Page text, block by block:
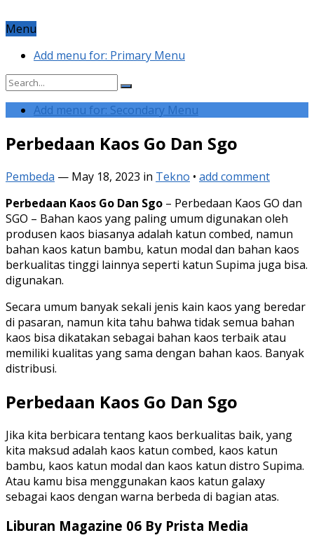
Menu
Add menu for: Primary Menu
Add menu for: Secondary Menu
Perbedaan Kaos Go Dan Sgo
Pembeda — May 18, 2023 in Tekno • add comment
Perbedaan Kaos Go Dan Sgo – Perbedaan Kaos GO dan
SGO – Bahan kaos yang paling umum digunakan oleh
produsen kaos biasanya adalah katun combed, namun
bahan kaos katun bambu, katun modal dan bahan kaos
berkualitas tinggi lainnya seperti katun Supima juga bisa.
digunakan.
Secara umum banyak sekali jenis kain kaos yang beredar
di pasaran, namun kita tahu bahwa tidak semua bahan
kaos bisa dikatakan sebagai bahan kaos terbaik atau
memiliki kualitas yang sama dengan bahan kaos. Banyak
distribusi.
Perbedaan Kaos Go Dan Sgo
Jika kita berbicara tentang kaos berkualitas baik, yang
kita maksud adalah kaos katun combed, kaos katun
bambu, kaos katun modal dan kaos katun distro Supima.
Atau kamu bisa menggunakan kaos katun galaxy
sebagai kaos dengan warna berbeda di bagian atas.
Liburan Magazine 06 By Prista Media